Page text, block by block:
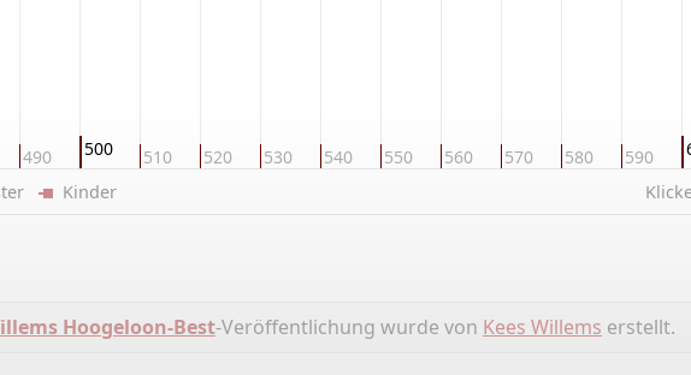
490 500 510 520 530 540 550 560 570 580 590
Kinder
Hoogeloon-Best-Veröffentlichung wurde von Kees Willems erstellt.